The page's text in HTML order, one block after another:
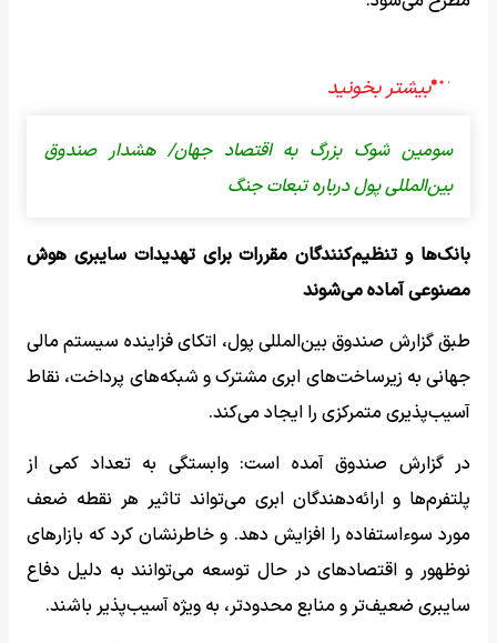
سومین شوک بزرگ به اقتصاد جهان/ هشدار صندوق
بین‌المللی پول درباره تبعات جنگ
بانک‌ها و تنظیم‌کنندگان مقررات برای تهدیدات سایبری هوش
مصنوعی آماده می‌شوند
طبق گزارش صندوق بین‌المللی پول، اتکای فزاینده سیستم مالی
جهانی به زیرساخت‌های ابری مشترک و شبکه‌های پرداخت، نقاط
آسیب‌پذیری متمرکزی را ایجاد می‌کند.
در گزارش صندوق آمده است: وابستگی به تعداد کمی از
پلتفرم‌ها و ارائه‌دهندگان ابری می‌تواند تاثیر هر نقطه ضعف
مورد سوءاستفاده را افزایش دهد. و خاطرنشان کرد که بازارهای
نوظهور و اقتصادهای در حال توسعه می‌توانند به دلیل دفاع
سایبری ضعیف‌تر و منابع محدودتر، به ویژه آسیب‌پذیر باشند.